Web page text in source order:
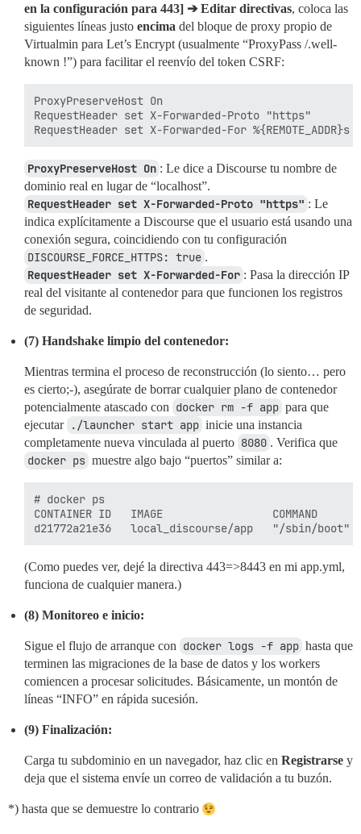
en la configuración para 443] ➔ Editar directivas, coloca las
siguientes líneas justo encima del bloque de proxy propio de
Virtualmin para Let’s Encrypt (usualmente “ProxyPass /.well-
known !”) para facilitar el reenvío del token CSRF:
ProxyPreserveHost On
RequestHeader set X-Forwarded-Proto "https"
ProxyPreserveHost On : Le dice a Discourse tu nombre de
dominio real en lugar de “localhost”.
RequestHeader set X-Forwarded-Proto "https" : Le
indica explícitamente a Discourse que el usuario está usando una
conexión segura, coincidiendo con tu configuración
DISCOURSE_FORCE_HTTPS: true .
RequestHeader set X-Forwarded-For : Pasa la dirección IP
real del visitante al contenedor para que funcionen los registros
de seguridad.
(7) Handshake limpio del contenedor:
Mientras termina el proceso de reconstrucción (lo siento… pero
es cierto;-), asegúrate de borrar cualquier plano de contenedor
potencialmente atascado con docker rm -f app para que
ejecutar ./launcher start app inicie una instancia
completamente nueva vinculada al puerto 8080 . Verifica que
docker ps muestre algo bajo “puertos” similar a:
# docker ps
CONTAINER ID   IMAGE
(Como puedes ver, dejé la directiva 443=>8443 en mi app.yml,
funciona de cualquier manera.)
(8) Monitoreo e inicio:
Sigue el flujo de arranque con docker logs -f app hasta que
terminen las migraciones de la base de datos y los workers
comiencen a procesar solicitudes. Básicamente, un montón de
líneas “INFO” en rápida sucesión.
(9) Finalización:
Carga tu subdominio en un navegador, haz clic en Registrarse y
deja que el sistema envíe un correo de validación a tu buzón.
*) hasta que se demuestre lo contrario